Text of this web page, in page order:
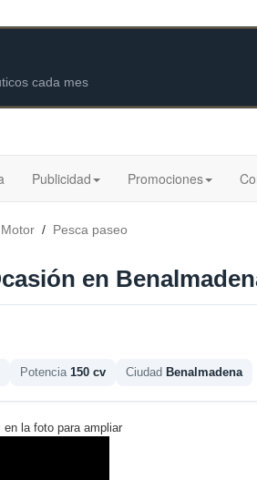
Publicidad Promociones
Motor / Pesca paseo
en
Potencia 150 cv Ciudad Benalmadena
en la foto para ampliar